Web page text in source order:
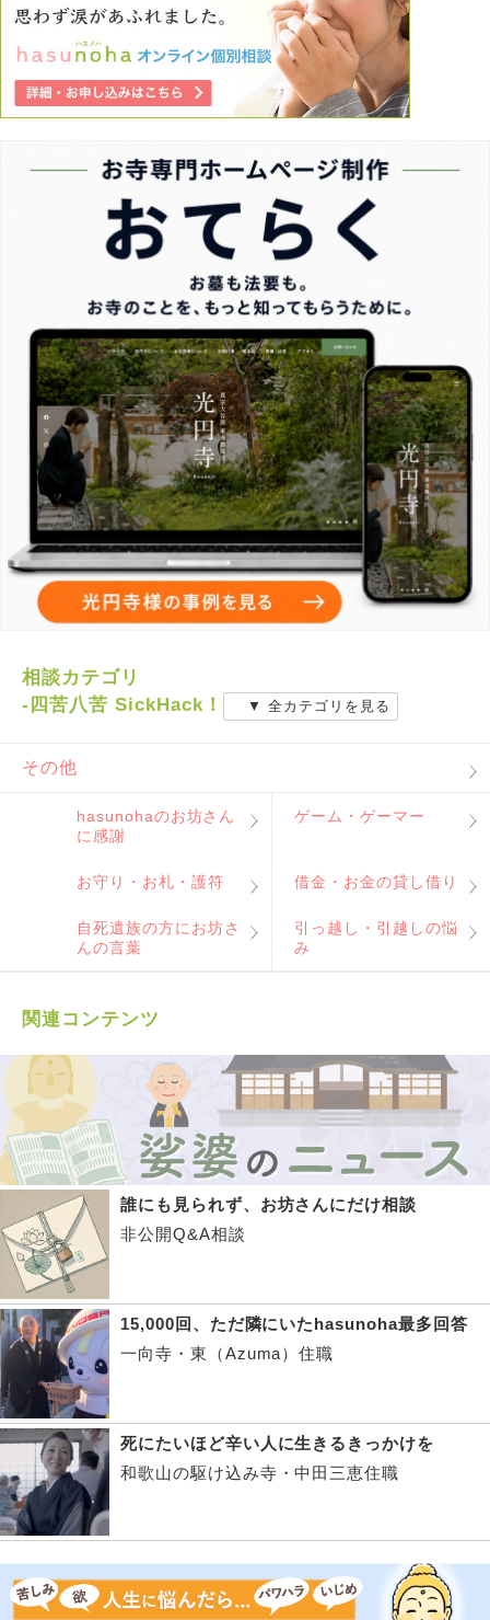
相談カテゴリ
-四苦八苦 SickHack！
▼ 全カテゴリを見る
その他
hasunohaのお坊さん
に感謝
ゲーム・ゲーマー
お守り・お札・護符 借金・お金の貸し借り
自死遺族の方にお坊さ
んの言葉
引っ越し・引越しの悩
み
関連コンテンツ
誰にも見られず、お坊さんにだけ相談
非公開Q&A相談
15,000回、ただ隣にいたhasunoha最多回答
一向寺・東（Azuma）住職
死にたいほど辛い人に生きるきっかけを
和歌山の駆け込み寺・中田三恵住職